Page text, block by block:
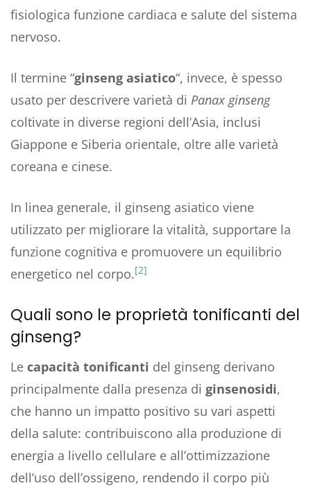
fisiologica funzione cardiaca e salute del sistema
nervoso.
Il termine “ginseng asiatico“, invece, è spesso
usato per descrivere varietà di Panax ginseng
coltivate in diverse regioni dell’Asia, inclusi
Giappone e Siberia orientale, oltre alle varietà
coreana e cinese.
In linea generale, il ginseng asiatico viene
utilizzato per migliorare la vitalità, supportare la
funzione cognitiva e promuovere un equilibrio
energetico nel corpo.[2]
Quali sono le proprietà tonificanti del
ginseng?
Le capacità tonificanti del ginseng derivano
principalmente dalla presenza di ginsenosidi,
che hanno un impatto positivo su vari aspetti
della salute: contribuiscono alla produzione di
energia a livello cellulare e all’ottimizzazione
dell’uso dell’ossigeno, rendendo il corpo più